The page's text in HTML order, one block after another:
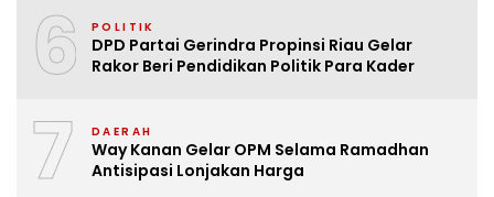
6 POLITIK
DPD Partai Gerindra Propinsi Riau Gelar
Rakor Beri Pendidikan Politik Para Kader
7 DAERAH
Way Kanan Gelar OPM Selama Ramadhan
Antisipasi Lonjakan Harga